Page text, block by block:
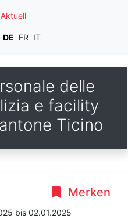
Aktuell
DE FR IT
delle
e facility
Ticino
Merken
bis 02.01.2025